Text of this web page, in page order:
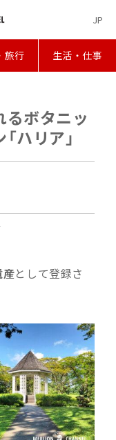
JP
旅行 生活・仕事
ボタニッ
ハリア」
産として登録さ